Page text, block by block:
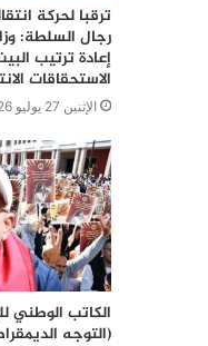
ترقبا لحركة
رجال السلطة:
إعادة ترتيب
الاستحقاقات
الإثنين 27 يوليو 2026
الكاتب الوطني
(التوجه